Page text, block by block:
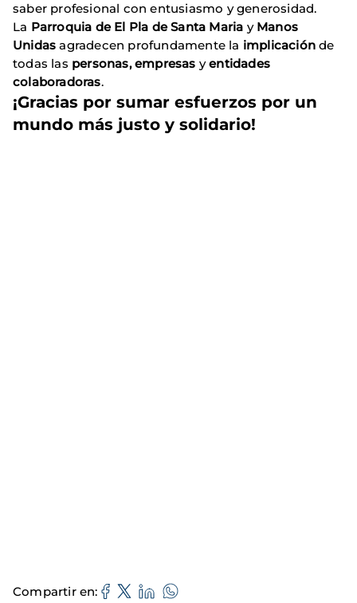
saber profesional con entusiasmo y generosidad.
La Parroquia de El Pla de Santa Maria y Manos
Unidas agradecen profundamente la implicaciónde
todas las personas, empresas yentidades
colaboradoras.
¡Gracias por sumar esfuerzos por un
mundo más justo y solidario!
Compartir en